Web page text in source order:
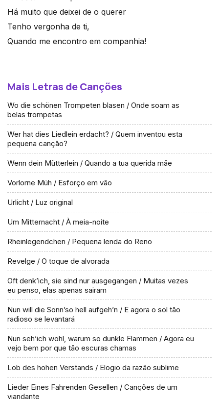
Há muito que deixei de o querer
Tenho vergonha de ti,
Quando me encontro em companhia!
Mais Letras de Canções
Wo die schönen Trompeten blasen / Onde soam as
belas trompetas
Wer hat dies Liedlein erdacht? / Quem inventou esta
pequena canção?
Wenn dein Mütterlein / Quando a tua querida mãe
Vorlorne Müh / Esforço em vão
Urlicht / Luz original
Um Mitternacht / À meia-noite
Rheinlegendchen / Pequena lenda do Reno
Revelge / O toque de alvorada
Oft denk’ich, sie sind nur ausgegangen / Muitas vezes
eu penso, elas apenas sairam
Nun will die Sonn’so hell aufgeh’n / E agora o sol tão
radioso se levantará
Nun seh’ich wohl, warum so dunkle Flammen / Agora eu
vejo bem por que tão escuras chamas
Lob des hohen Verstands / Elogio da razão sublime
Lieder Eines Fahrenden Gesellen / Canções de um
viandante